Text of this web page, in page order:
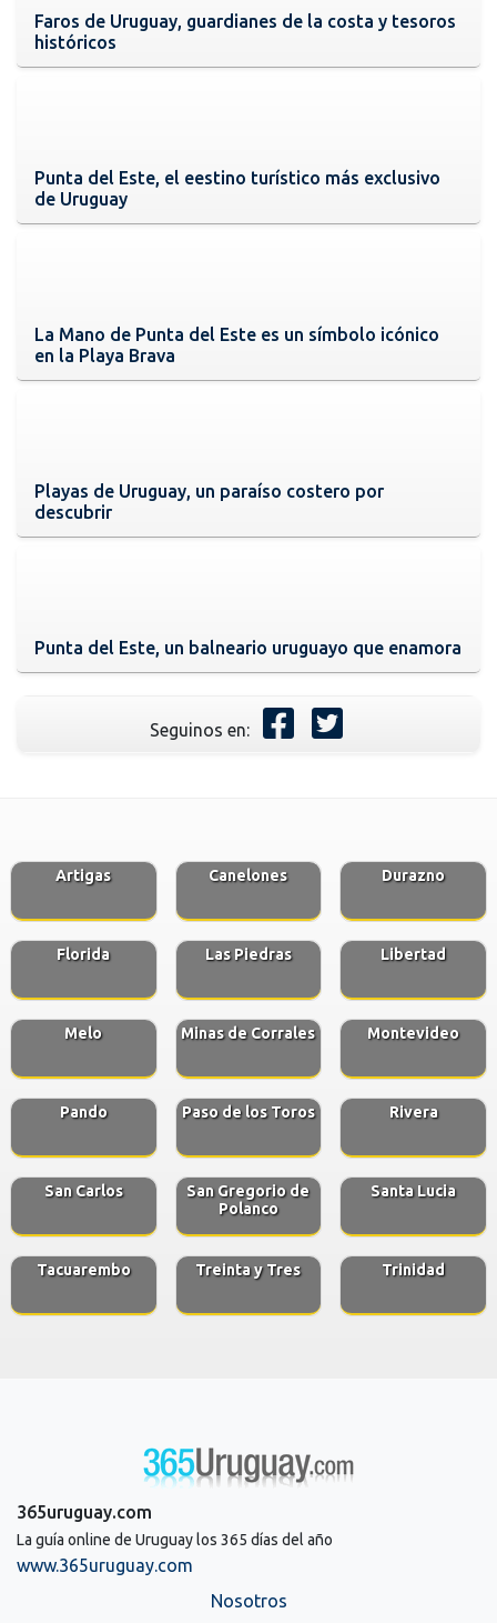
Faros de Uruguay, guardianes de la costa y tesoros
históricos
Punta del Este, el eestino turístico más exclusivo
de Uruguay
La Mano de Punta del Este es un símbolo icónico
en la Playa Brava
Playas de Uruguay, un paraíso costero por
descubrir
Punta del Este, un balneario uruguayo que enamora
Seguinos en:
Artigas Canelones Durazno
Florida Las Piedras Libertad
Melo Minas de Corrales Montevideo
Pando Paso de los Toros Rivera
San Carlos
San Gregorio de
Polanco
Santa Lucia
Tacuarembo Treinta y Tres Trinidad
365uruguay.com
La guía online de Uruguay los 365 días del año
www.365uruguay.com
Nosotros